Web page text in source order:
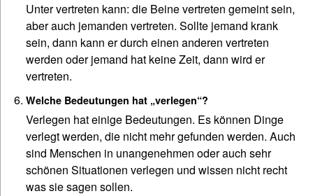
Unter vertreten kann: die Beine vertreten gemeint sein,
aber auch jemanden vertreten. Sollte jemand krank
sein, dann kann er durch einen anderen vertreten
werden oder jemand hat keine Zeit, dann wird er
vertreten.
Welche Bedeutungen hat „verlegen“?
Verlegen hat einige Bedeutungen. Es können Dinge
verlegt werden, die nicht mehr gefunden werden. Auch
sind Menschen in unangenehmen oder auch sehr
schönen Situationen verlegen und wissen nicht recht
was sie sagen sollen.